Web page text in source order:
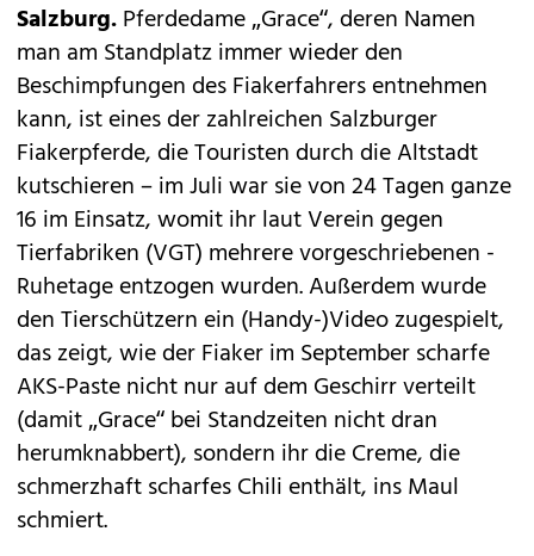
Salzburg.Pferdedame „Grace“, deren Namen
man am Standplatz immer wieder den
Beschimpfungen des Fiakerfahrers entnehmen
kann, ist eines der zahlreichen Salzburger
Fiakerpferde, die Touristen durch die Altstadt
kutschieren – im Juli war sie von 24 Tagen ganze
16 im Einsatz, womit ihr laut Verein gegen
Tierfabriken (VGT) mehrere vorgeschriebenen ­
Ruhetage entzogen wurden. Außerdem wurde
den Tierschützern ein (Handy-)Video zugespielt,
das zeigt, wie der Fiaker im September scharfe
AKS-Paste nicht nur auf dem Geschirr verteilt
(damit „Grace“ bei Standzeiten nicht dran
herumknabbert), sondern ihr die Creme, die
schmerzhaft scharfes Chili enthält, ins Maul
schmiert.